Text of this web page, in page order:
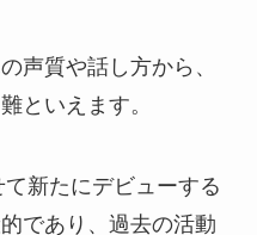
声質や話し方から、
といえます。
新たにデビューする
であり、過去の活動